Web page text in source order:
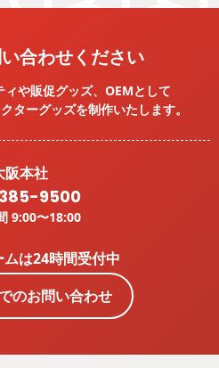
合わせください
や販促グッズ、OEMとして
ターグッズを制作いたします。
阪本社
9500
9:00〜18:00
は24時間受付中
のお問い合わせ